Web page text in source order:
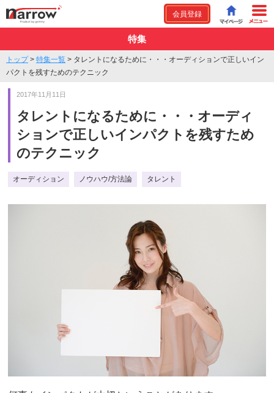
会員登録
特集
トップ> 特集一覧 > タレントになるために・・・オーディションで正しいイン
パクトを残すためのテクニック
2017年11月11日
タレントになるために・・・オーディ
ションで正しいインパクトを残すため
のテクニック
オーディション ノウハウ/方法論 タレント